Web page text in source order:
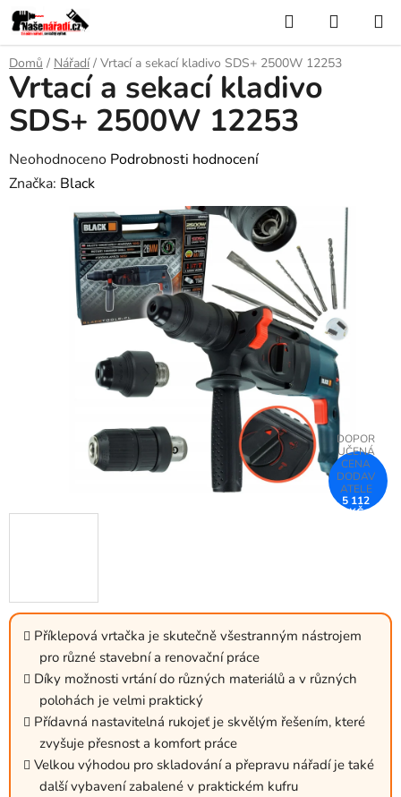
Přejít
na
obsah
Hledat
KOŠÍK
Domů / Nářadí / Vrtací a sekací kladivo SDS+ 2500W 12253
Příklepová vrtačka je skutečně všestranným nástrojem
pro různé stavební a renovační práce
Díky možnosti vrtání do různých materiálů a v různých
polohách je velmi praktický
Přídavná nastavitelná rukojeť je skvělým řešením, které
zvyšuje přesnost a komfort práce
Velkou výhodou pro skladování a přepravu nářadí je také
další vybavení zabalené v praktickém kufru
Vrtací a sekací kladivo
SDS+ 2500W 12253
Průměrné
hodnocení
Neohodnoceno Podrobnosti hodnocení
Značka: Black
5 112
KČ